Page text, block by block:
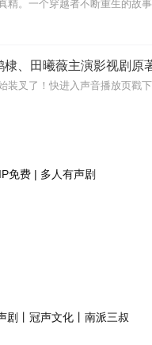
、田曦薇主演影视剧原
免费 | 多人有声剧
剧丨冠声文化丨南派三叔